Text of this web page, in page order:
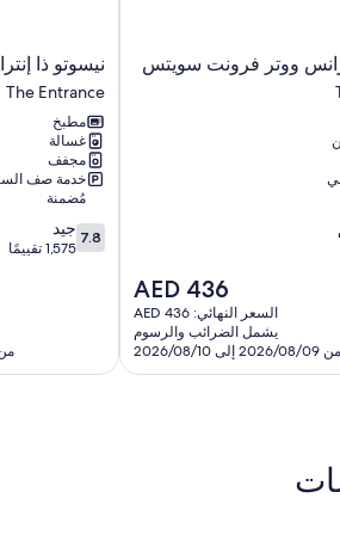
ووتر فرونت سويتس
السعر
الحالي
هو
AED
436
AED 436
السعر النهائي: AED 436
يشمل الضرائب والرسوم
من 2026/08/09 إلى 2026/08/10
نيسوتو
إنترانس
أبارتمنتس
The
Entrance
نيسوتو ذا
The Entrance
مطبخ
غسالة
مجفف
خدمة صف
مُضمنة
7.8
من
7.8 جيد
1,575 تقييمًا
من 2026/09/06 إلى